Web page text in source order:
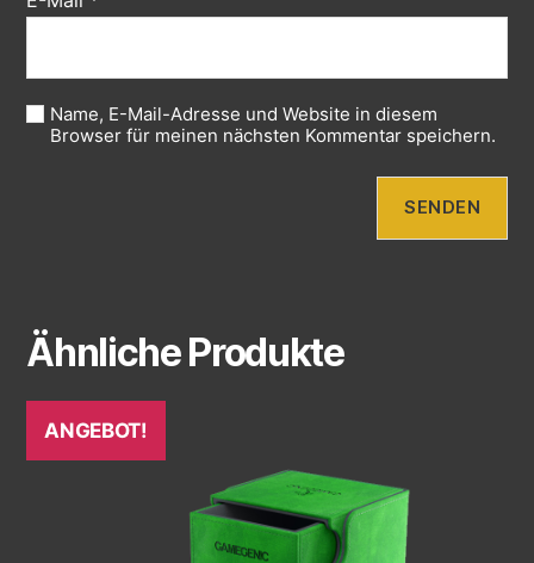
Name, E-Mail-Adresse und Website in diesem
Browser für meinen nächsten Kommentar speichern.
Ähnliche Produkte
ANGEBOT!